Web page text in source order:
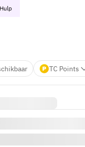
TC Points